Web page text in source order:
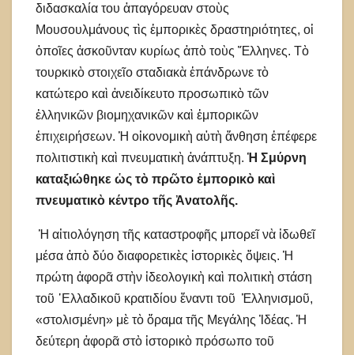
διδασκαλία του ἀπαγόρευαν στοὺς
Μουσουλμάνους τὶς ἐμπορικὲς δραστηριότητες, οἱ
ὁποῖες ἀσκοῦνταν κυρίως ἀπὸ τοὺς Ἕλληνες. Τὸ
τουρκικὸ στοιχεῖο σταδιακὰ ἐπάνδρωνε τὸ
κατώτερο καὶ ἀνειδίκευτο προσωπικὸ τῶν
ἑλληνικῶν βιομηχανικῶν καὶ ἐμπορικῶν
ἐπιχειρήσεων. Ἡ οἰκονομικὴ αὐτὴ ἄνθηση ἐπέφερε
πολιτιστικὴ καὶ πνευματικὴ ἀνάπτυξη. Ἡ Σμύρνη
καταξιώθηκε ὡς τὸ πρῶτο ἐμπορικὸ καὶ
πνευματικὸ κέντρο τῆς Ἀνατολῆς.
Ἡ αἰτιολόγηση τῆς καταστροφῆς μπορεῖ νὰ ἰδωθεῖ
μέσα ἀπὸ δύο διαφορετικὲς ἱστορικὲς ὄψεις. Ἡ
πρώτη ἀφορᾶ στὴν ἰδεολογικὴ καὶ πολιτικὴ στάση
τοῦ ᾿Ελλαδικοῦ κρατιδίου ἔναντι τοῦ Ἑλληνισμοῦ,
«στολισμένη» μὲ τὸ ὅραμα τῆς Μεγάλης Ἰδέας. Ἡ
δεύτερη ἀφορᾶ στὸ ἱστορικὸ πρόσωπο τοῦ